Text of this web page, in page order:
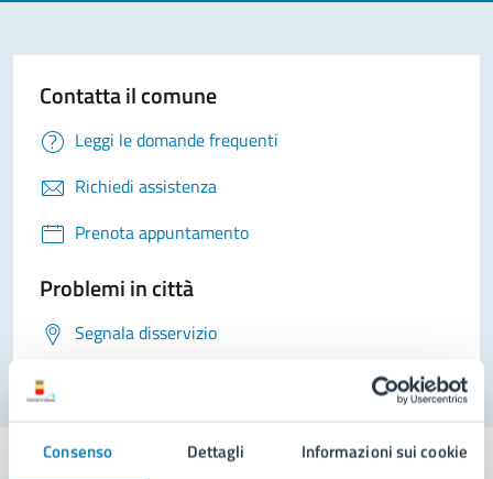
Consenso Dettagli Informazioni sui cookie
Contatta il comune
Leggi le domande frequenti
Richiedi assistenza
Prenota appuntamento
Problemi in città
Segnala disservizio